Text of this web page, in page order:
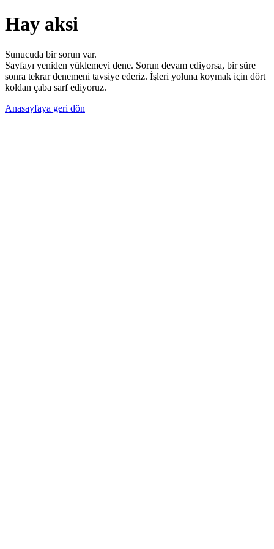
Hay aksi
Sunucuda bir sorun var.
Sayfayı yeniden yüklemeyi dene. Sorun devam ediyorsa, bir süre
sonra tekrar denemeni tavsiye ederiz. İşleri yoluna koymak için dört
koldan çaba sarf ediyoruz.
Anasayfaya geri dön